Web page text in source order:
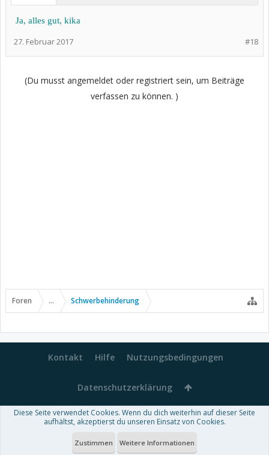
Ja, alles gut, kika
#18
27. Februar 2017
(Du musst angemeldet oder registriert sein, um Beiträge
verfassen zu können. )
Foren ... Schwerbehinderung
Kontakt Hilfe Nutzungsbedingungen
Datenschutzerklärung
Forum software by XenForo™-Deutsch von xenDach
Theme designed byThemeHouse
Diese Seite verwendet Cookies. Wenn du dich weiterhin auf dieser Seite
aufhältst, akzeptierst du unseren Einsatz von Cookies.
Zustimmen Weitere Informationen